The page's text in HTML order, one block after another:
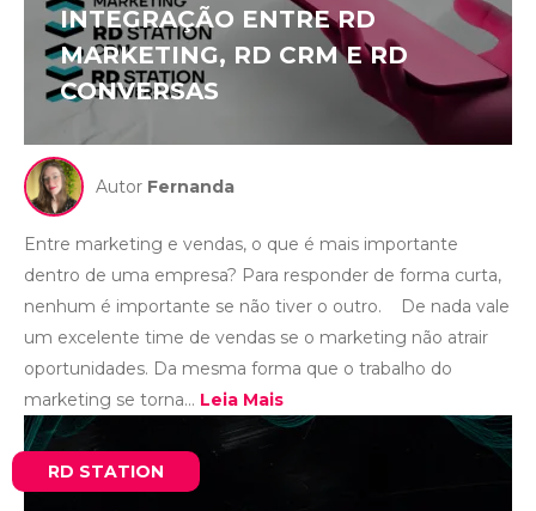
INTEGRAÇÃO ENTRE RD
MARKETING, RD CRM E RD
CONVERSAS
Autor Fernanda
Entre marketing e vendas, o que é mais importante
dentro de uma empresa? Para responder de forma curta,
nenhum é importante se não tiver o outro. De nada vale
um excelente time de vendas se o marketing não atrair
oportunidades. Da mesma forma que o trabalho do
marketing se torna... Leia Mais
RD STATION